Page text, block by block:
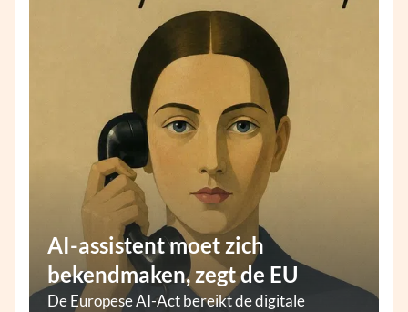
AI-assistent moet zich
bekendmaken, zegt de EU
De Europese AI-Act bereikt de digitale